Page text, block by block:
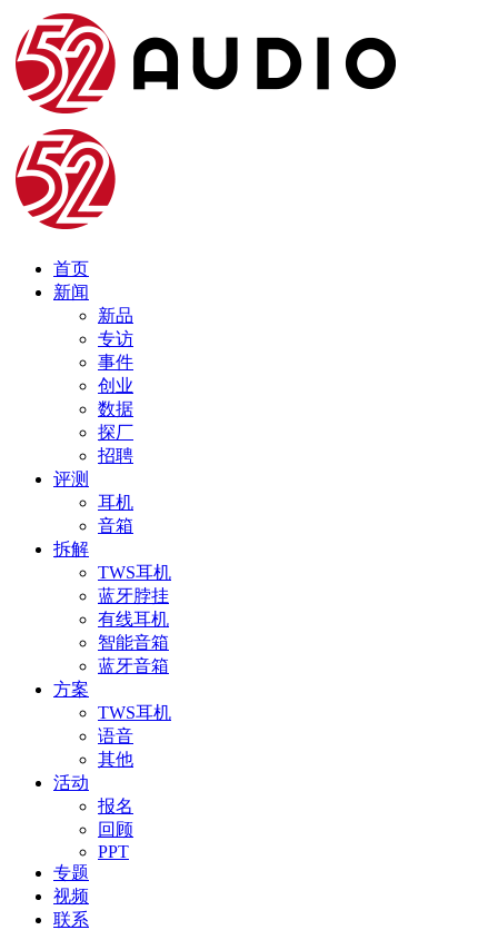
首页
新闻
新品
专访
事件
创业
数据
探厂
招聘
评测
耳机
音箱
拆解
TWS耳机
蓝牙脖挂
有线耳机
智能音箱
蓝牙音箱
方案
TWS耳机
语音
其他
活动
报名
回顾
PPT
专题
视频
联系